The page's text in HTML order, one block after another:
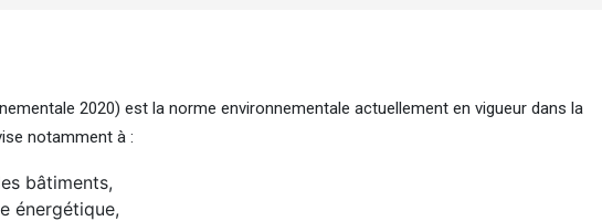
2020) est la norme environnementale actuellement en vigueur dans la
notamment à :
bâtiments,
énergétique,